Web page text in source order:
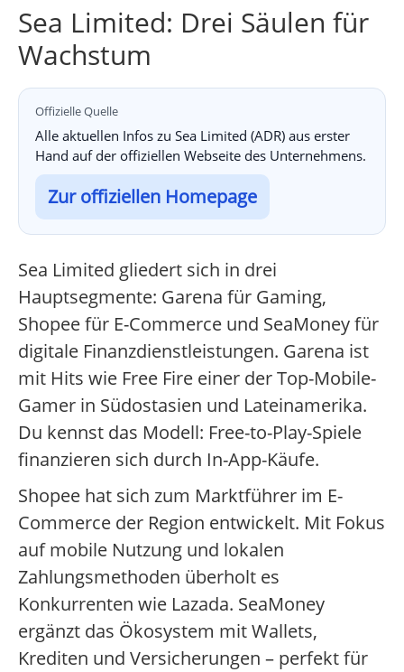
Sea Limited: Drei Säulen für
Wachstum
Offizielle Quelle
Alle aktuellen Infos zu Sea Limited (ADR) aus erster
Hand auf der offiziellen Webseite des Unternehmens.
Zur offiziellen Homepage
Sea Limited gliedert sich in drei
Hauptsegmente: Garena für Gaming,
Shopee für E-Commerce und SeaMoney für
digitale Finanzdienstleistungen. Garena ist
mit Hits wie Free Fire einer der Top-Mobile-
Gamer in Südostasien und Lateinamerika.
Du kennst das Modell: Free-to-Play-Spiele
finanzieren sich durch In-App-Käufe.
Shopee hat sich zum Marktführer im E-
Commerce der Region entwickelt. Mit Fokus
auf mobile Nutzung und lokalen
Zahlungsmethoden überholt es
Konkurrenten wie Lazada. SeaMoney
ergänzt das Ökosystem mit Wallets,
Krediten und Versicherungen – perfekt für